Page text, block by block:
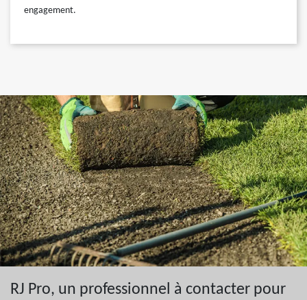
engagement.
RJ Pro, un professionnel à contacter pour